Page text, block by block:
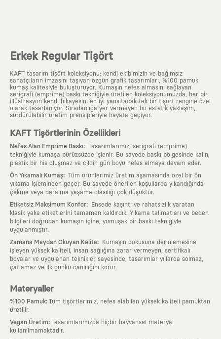
Erkek Regular Tişört
KAFT tasarım tişört koleksiyonu; kendi ekibimizin ve bağımsız
sanatçıların imzasını taşıyan özgün grafik tasarımları, %100 pamuk
kumaş kalitesiyle buluşturuyor. Kumaşın nefes almasını sağlayan
serigrafi (emprime) baskı tekniğiyle üretilen koleksiyonumuzda, her bir
illüstrasyon kendi hikayesini en iyi yansıtacak tek bir tişört rengine özel
olarak tasarlanıyor. Sıradanlığa yer vermeyen bu estetik yaklaşım,
sürdürülebilir üretim prensipleriyle hayata geçiyor.
KAFT Tişörtlerinin Özellikleri
Nefes Alan Emprime Baskı: Tasarımlarımız, serigrafi (emprime)
tekniğiyle kumaşa pürüzsüzce işlenir. Bu sayede baskı bölgesinde kalın,
plastik bir his oluşmaz ve cildin gün boyu nefes almaya devam eder.
Ön Yıkamalı Kumaş: Tüm ürünlerimiz üretim aşamasında özel bir ön
yıkama işleminden geçer. Bu sayede önerilen koşullarda yıkandığında
çekme veya daralma yaşama olasılığı çok düşüktür.
Etiketsiz Maksimum Konfor:
Ensede kaşıntı ve rahatsızlık yaratan
klasik yaka etiketlerini tamamen kaldırdık. Yıkama talimatları ve beden
bilgileri doğrudan kumaşın içine, yumuşak bir baskı tekniğiyle
uygulanmıştır.
Zamana Meydan Okuyan Kalite:
Kumaşın dokusuna derinlemesine
işleyen yüksek kaliteli, insan sağlığına zarar vermeyen, sertifikalı
boyalar ve uygulanan teknikler sayesinde, tasarımlar yıllarca solmaz,
çatlamaz ve ilk günkü canlılığını korur.
Materyaller
%100 Pamuk: Tüm tişörtlerimiz, nefes alabilen yüksek kaliteli pamuktan
üretilir.
Vegan Üretim: Tasarımlarımızda hiçbir hayvansal materyal
kullanılmamaktadır.